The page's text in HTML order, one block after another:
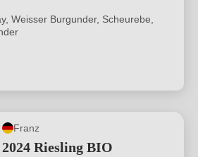
Weisser Burgunder, Scheurebe,
Franz
2024 Riesling BIO